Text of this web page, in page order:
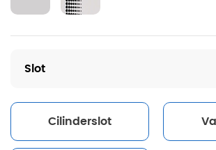
Slot
Cilinderslot